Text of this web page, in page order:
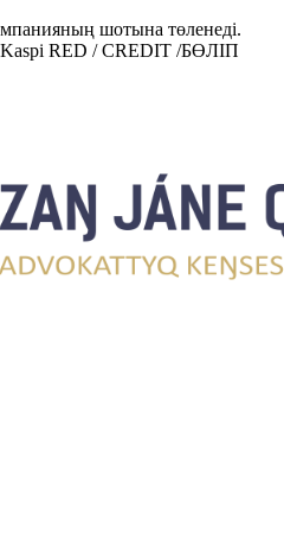
шотына төленеді.
Kaspi RED / CREDIT /БӨЛІП